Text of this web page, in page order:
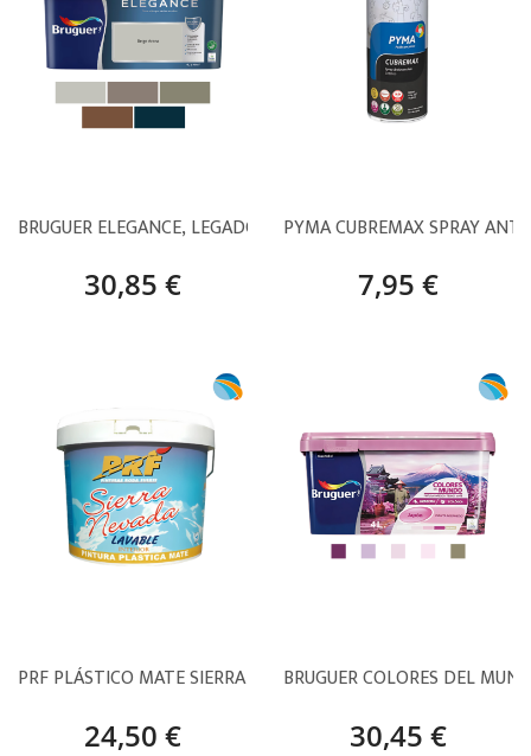
BRUGUER ELEGANCE, LEGADO SOFISTICADO – 4 L
30,85 €
PYMA CUBREMAX SPRAY
7,95 €
PRF PLÁSTICO MATE SIERRA NEVADA BLANCO – 14 L
24,50 €
BRUGUER COLORES DEL
30,45 €